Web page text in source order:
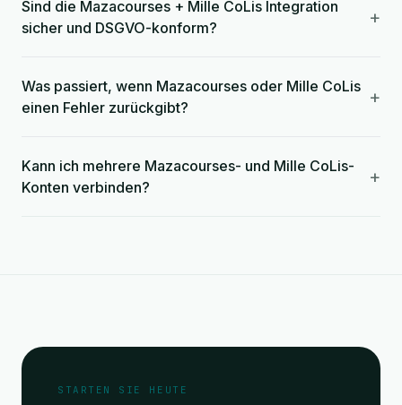
Sind die Mazacourses + Mille CoLis Integration
sicher und DSGVO-konform?
+
Was passiert, wenn Mazacourses oder Mille CoLis
einen Fehler zurückgibt?
+
Kann ich mehrere Mazacourses- und Mille CoLis-
Konten verbinden?
+
STARTEN SIE HEUTE